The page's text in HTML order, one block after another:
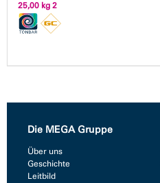
25,00 kg 2
Die MEGA Gruppe
Über uns
Geschichte
Leitbild